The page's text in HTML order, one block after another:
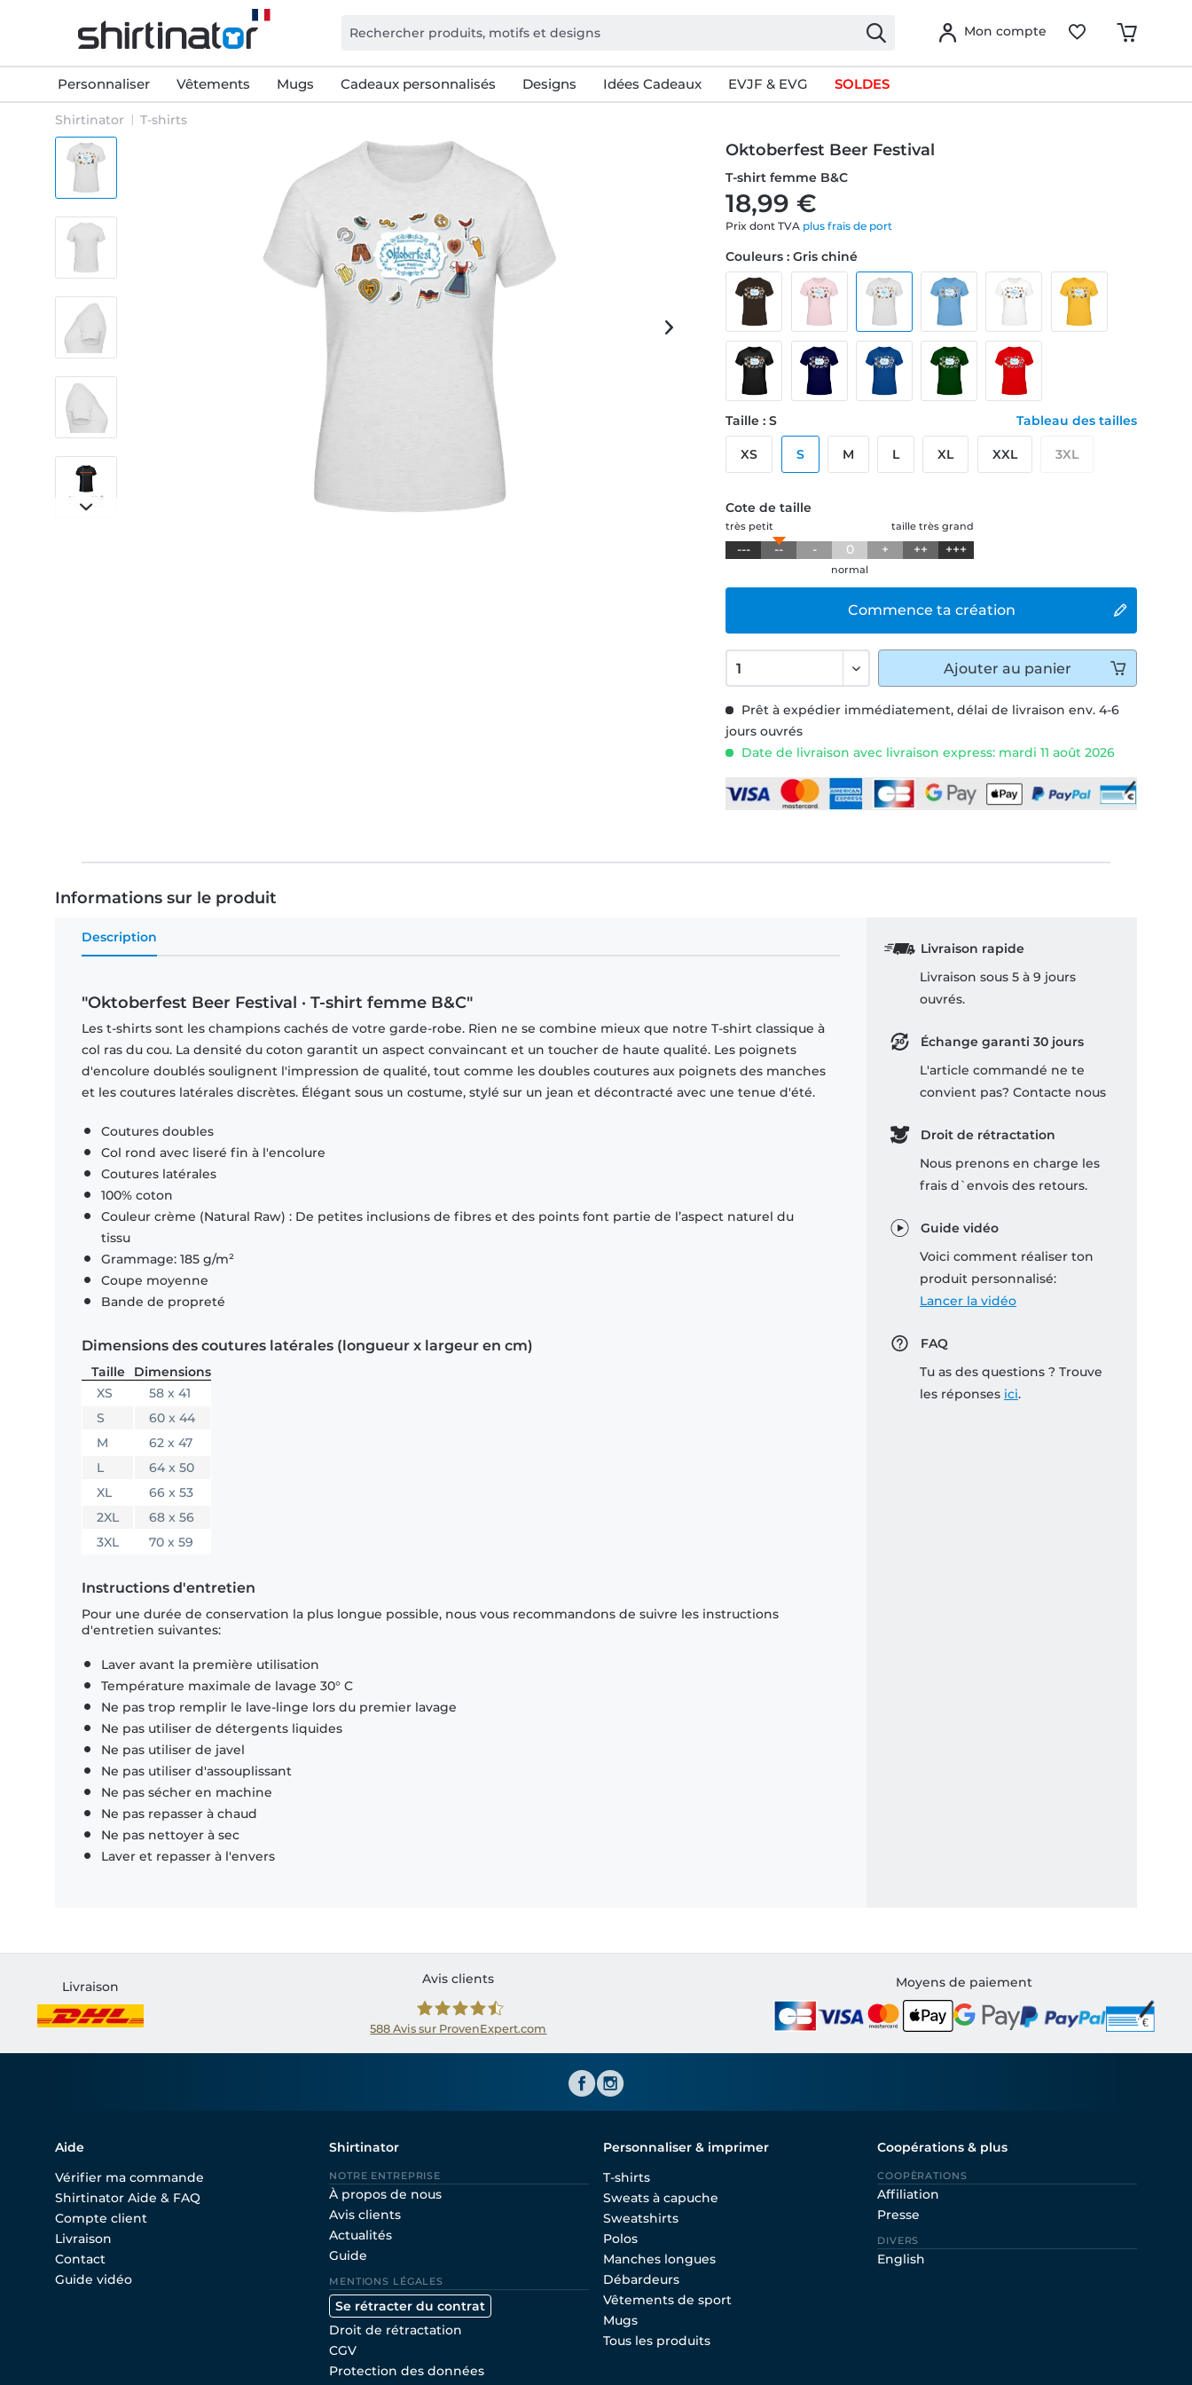
Mon compte
Personnaliser Vêtements Mugs Cadeaux personnalisés Designs Idées Cadeaux EVJF & EVG SOLDES
Shirtinator T-shirts
Oktoberfest Beer Festival
T-shirt femme B&C
18,99 €
Prix dont TVA plus frais de port
Prêt à expédier immédiatement, délai de livraison env. 4-6
jours ouvrés
Date de livraison avec livraison express: mardi 11 août 2026
Commence ta création
Couleurs : Gris chiné
Taille : S Tableau des tailles
XS S M L XL XXL 3XL
Cote de taille
taille très grand
très petit
--- -- - 0 + ++ +++
normal
Ajouter au panier
Informations sur le produit
Description
"Oktoberfest Beer Festival · T-shirt femme B&C"
Les t-shirts sont les champions cachés de votre garde-robe. Rien ne se combine mieux que notre T-shirt classique à
col ras du cou. La densité du coton garantit un aspect convaincant et un toucher de haute qualité. Les poignets
d'encolure doublés soulignent l'impression de qualité, tout comme les doubles coutures aux poignets des manches
et les coutures latérales discrètes. Élégant sous un costume, stylé sur un jean et décontracté avec une tenue d'été.
Coutures doubles
Col rond avec liseré fin à l'encolure
Coutures latérales
100% coton
Couleur crème (Natural Raw) : De petites inclusions de fibres et des points font partie de l’aspect naturel du
tissu
Grammage: 185 g/m²
Coupe moyenne
Bande de propreté
Dimensions des coutures latérales (longueur x largeur en cm)
Taille
Dimensions
XS
58 x 41
S
60 x 44
M
62 x 47
L
64 x 50
XL
66 x 53
2XL
68 x 56
3XL
70 x 59
Instructions d'entretien
Pour une durée de conservation la plus longue possible, nous vous recommandons de suivre les instructions
d'entretien suivantes:
Laver avant la première utilisation
Température maximale de lavage 30° C
Ne pas trop remplir le lave-linge lors du premier lavage
Ne pas utiliser de détergents liquides
Ne pas utiliser de javel
Ne pas utiliser d'assouplissant
Ne pas sécher en machine
Ne pas repasser à chaud
Ne pas nettoyer à sec
Laver et repasser à l'envers
Livraison rapide
Livraison sous 5 à 9 jours
ouvrés.
Échange garanti 30 jours
L'article commandé ne te
convient pas? Contacte nous
Droit de rétractation
Nous prenons en charge les
frais d`envois des retours.
Guide vidéo
Voici comment réaliser ton
produit personnalisé:
Lancer la vidéo
FAQ
Tu as des questions ? Trouve
les réponses ici.
Livraison
Avis clients
588Avis sur ProvenExpert.com
Moyens de paiement
Aide
Vérifier ma commande
Shirtinator Aide & FAQ
Compte client
Livraison
Contact
Guide vidéo
Shirtinator
NOTRE ENTREPRISE
À propos de nous
Avis clients
Actualités
Guide
MENTIONS LÉGALES
Se rétracter du contrat
Droit de rétractation
CGV
Protection des données
Personnaliser & imprimer
T-shirts
Sweats à capuche
Sweatshirts
Polos
Manches longues
Débardeurs
Vêtements de sport
Mugs
Tous les produits
Coopérations & plus
COOPÈRATIONS
Affiliation
Presse
DIVERS
English